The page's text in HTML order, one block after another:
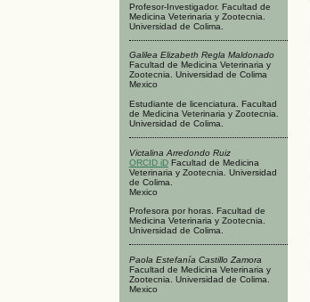
Profesor-Investigador. Facultad de
Medicina Veterinaria y Zootecnia.
Universidad de Colima.
Galilea Elizabeth Regla Maldonado
Facultad de Medicina Veterinaria y
Zootecnia. Universidad de Colima
Mexico
Estudiante de licenciatura. Facultad
de Medicina Veterinaria y Zootecnia.
Universidad de Colima.
Victalina Arredondo Ruiz
ORCID iDFacultad de Medicina
Veterinaria y Zootecnia. Universidad
de Colima.
Mexico
Profesora por horas. Facultad de
Medicina Veterinaria y Zootecnia.
Universidad de Colima.
Paola Estefanía Castillo Zamora
Facultad de Medicina Veterinaria y
Zootecnia. Universidad de Colima.
Mexico